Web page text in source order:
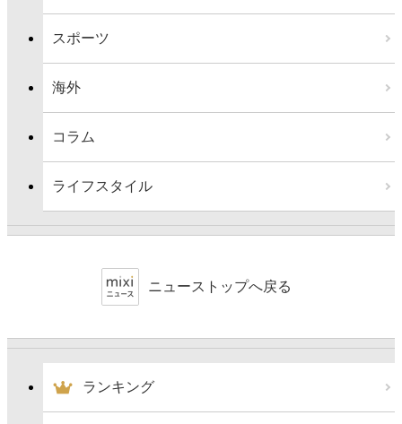
スポーツ
海外
コラム
ライフスタイル
ニューストップへ戻る
ランキング